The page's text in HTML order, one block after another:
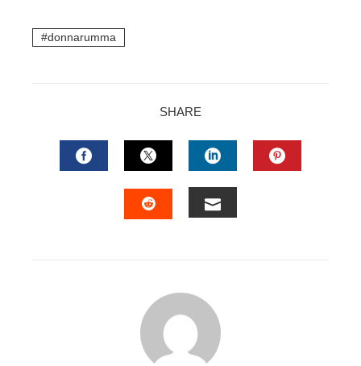
donnarumma
SHARE
FACEBOOKTWITTERLINKEDIN